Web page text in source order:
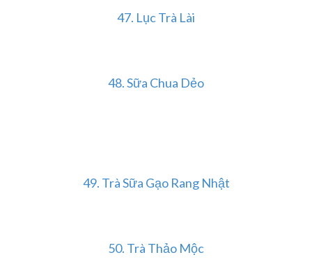
47. Lục Trà Lài
48. Sữa Chua Dẻo
49. Trà Sữa Gạo Rang Nhật
50. Trà Thảo Mộc